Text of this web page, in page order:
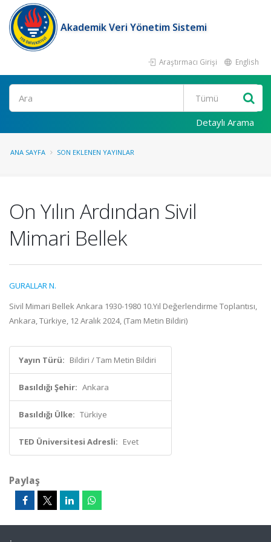
Akademik Veri Yönetim Sistemi
Araştırmacı Girişi English
Ara
Detaylı Arama
ANA SAYFA SON EKLENEN YAYINLAR
On Yılın Ardından Sivil
Mimari Bellek
GURALLAR N.
Sivil Mimari Bellek Ankara 1930-1980 10.Yıl Değerlendirme Toplantısı,
Ankara, Türkiye, 12 Aralık 2024, (Tam Metin Bildiri)
Yayın Türü: Bildiri / Tam Metin Bildiri
Basıldığı Şehir: Ankara
Basıldığı Ülke: Türkiye
TED Üniversitesi Adresli: Evet
Paylaş